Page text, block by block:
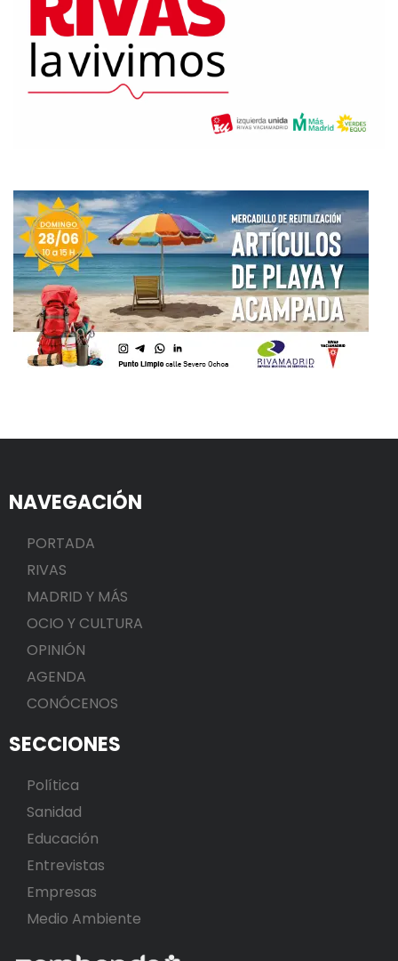
NAVEGACIÓN
PORTADA
RIVAS
MADRID Y MÁS
OCIO Y CULTURA
OPINIÓN
AGENDA
CONÓCENOS
SECCIONES
Política
Sanidad
Educación
Entrevistas
Empresas
Medio Ambiente